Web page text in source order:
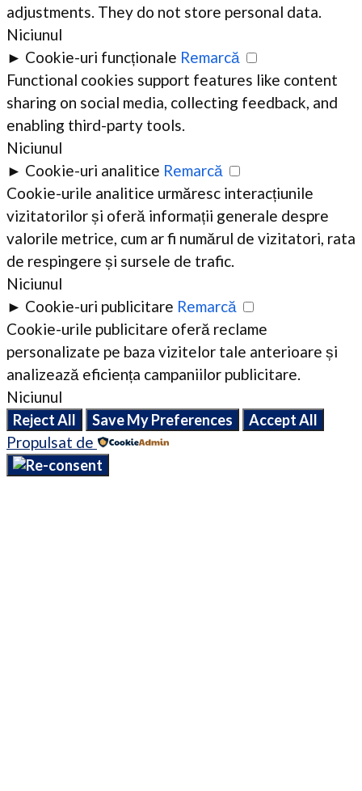
adjustments. They do not store personal data.
Niciunul
► Cookie-uri funcționale Remarcă
Functional cookies support features like content
sharing on social media, collecting feedback, and
enabling third-party tools.
Niciunul
► Cookie-uri analitice Remarcă
Cookie-urile analitice urmăresc interacțiunile
vizitatorilor și oferă informații generale despre
valorile metrice, cum ar fi numărul de vizitatori, rata
de respingere și sursele de trafic.
Niciunul
► Cookie-uri publicitare Remarcă
Cookie-urile publicitare oferă reclame
personalizate pe baza vizitelor tale anterioare și
analizează eficiența campaniilor publicitare.
Niciunul
Reject All Save My Preferences Accept All
Propulsat de